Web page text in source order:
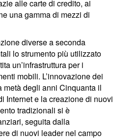
alle carte di credito, ai
una gamma di mezzi di
diverse a seconda
lo strumento più utilizzato
un’infrastruttura per i
mobili. L’innovazione dei
metà degli anni Cinquanta il
Internet e la creazione di nuovi
tradizionali si è
seguita dalla
di nuovi leader nel campo